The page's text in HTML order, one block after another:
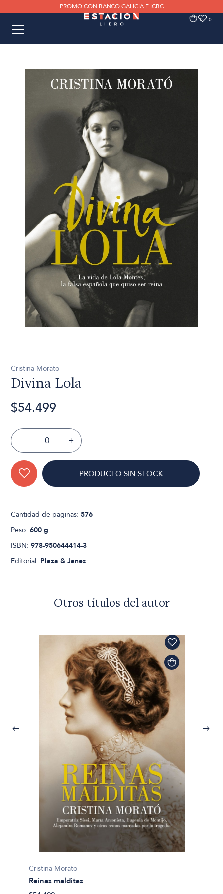
PROMO CON BANCO GALICIA E ICBC
0 0
Cristina Morato
Divina Lola
$54.499
- +
PRODUCTO SIN STOCK
Cantidad de páginas:576
Peso:600 g
ISBN:978-950644414-3
Editorial: Plaza & Janes
Otros títulos del autor
Cristina Morato
Reinas malditas